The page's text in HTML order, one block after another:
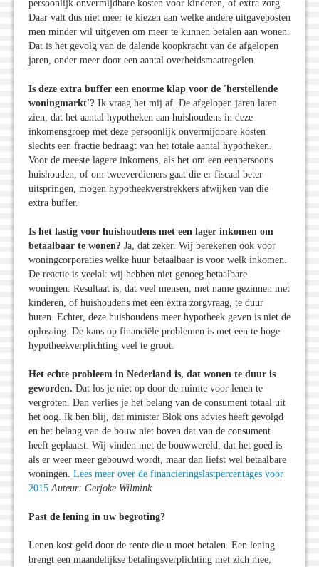
persoonlijk onvermijdbare kosten voor kinderen, of extra zorg.
Daar valt dus niet meer te kiezen aan welke andere uitgaveposten
men minder wil uitgeven om meer te kunnen betalen aan wonen.
Dat is het gevolg van de dalende koopkracht van de afgelopen
jaren, onder meer door een aantal overheidsmaatregelen.
Is deze extra buffer een enorme klap voor de 'herstellende
woningmarkt'? Ik vraag het mij af. De afgelopen jaren laten
zien, dat het aantal hypotheken aan huishoudens in deze
inkomensgroep met deze persoonlijk onvermijdbare kosten
slechts een fractie bedraagt van het totale aantal hypotheken.
Voor de meeste lagere inkomens, als het om een eenpersoons
huishouden, of om tweeverdieners gaat die er fiscaal beter
uitspringen, mogen hypotheekverstrekkers afwijken van die
extra buffer.
Is het lastig voor huishoudens met een lager inkomen om
betaalbaar te wonen? Ja, dat zeker. Wij berekenen ook voor
woningcorporaties welke huur betaalbaar is voor welk inkomen.
De reactie is veelal: wij hebben niet genoeg betaalbare
woningen. Resultaat is, dat veel mensen, met name gezinnen met
kinderen, of huishoudens met een extra zorgvraag, te duur
huren. Echter, deze huishoudens meer hypotheek geven is niet de
oplossing. De kans op financiële problemen is met een te hoge
hypotheekverplichting veel te groot.
Het echte probleem in Nederland is, dat wonen te duur is
geworden. Dat los je niet op door de ruimte voor lenen te
vergroten. Dan verlies je het belang van de consument totaal uit
het oog. Ik ben blij, dat minister Blok ons advies heeft gevolgd
en het belang van de bouw niet boven dat van de consument
heeft geplaatst. Wij vinden met de bouwwereld, dat het goed is
als er weer meer gebouwd wordt, maar dan liefst wel betaalbare
woningen. Lees meer over de financieringslastpercentages voor
2015 Auteur: Gerjoke Wilmink
Past de lening in uw begroting?
Lenen kost geld door de rente die u moet betalen. Een lening
brengt een maandelijkse betalingsverplichting met zich mee,